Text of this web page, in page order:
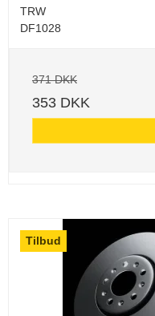
TRW
DF1028
371 DKK
353 DKK
Tilbud